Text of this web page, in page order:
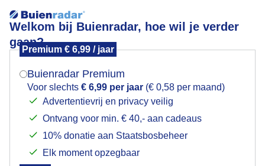
Welkom bij Buienradar, hoe wil je verder
gaan?
Premium € 6,99 / jaar
Buienradar Premium
Voor slechts € 6,99 per jaar (€ 0,58 per maand)
Advertentievrij en privacy veilig
Ontvang voor min. € 40,- aan cadeaus
10% donatie aan Staatsbosbeheer
Elk moment opzegbaar
Overzicht
Zonradar
Mogen we je locatie gebruiken voor het
Indien je hier nog geen akkoord op hebt gegeven,
verschijnt er zo een pop-up uit je browser waarin